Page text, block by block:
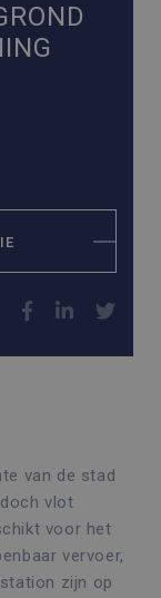
van de stad
vlot
voor het
vervoer,
zijn op